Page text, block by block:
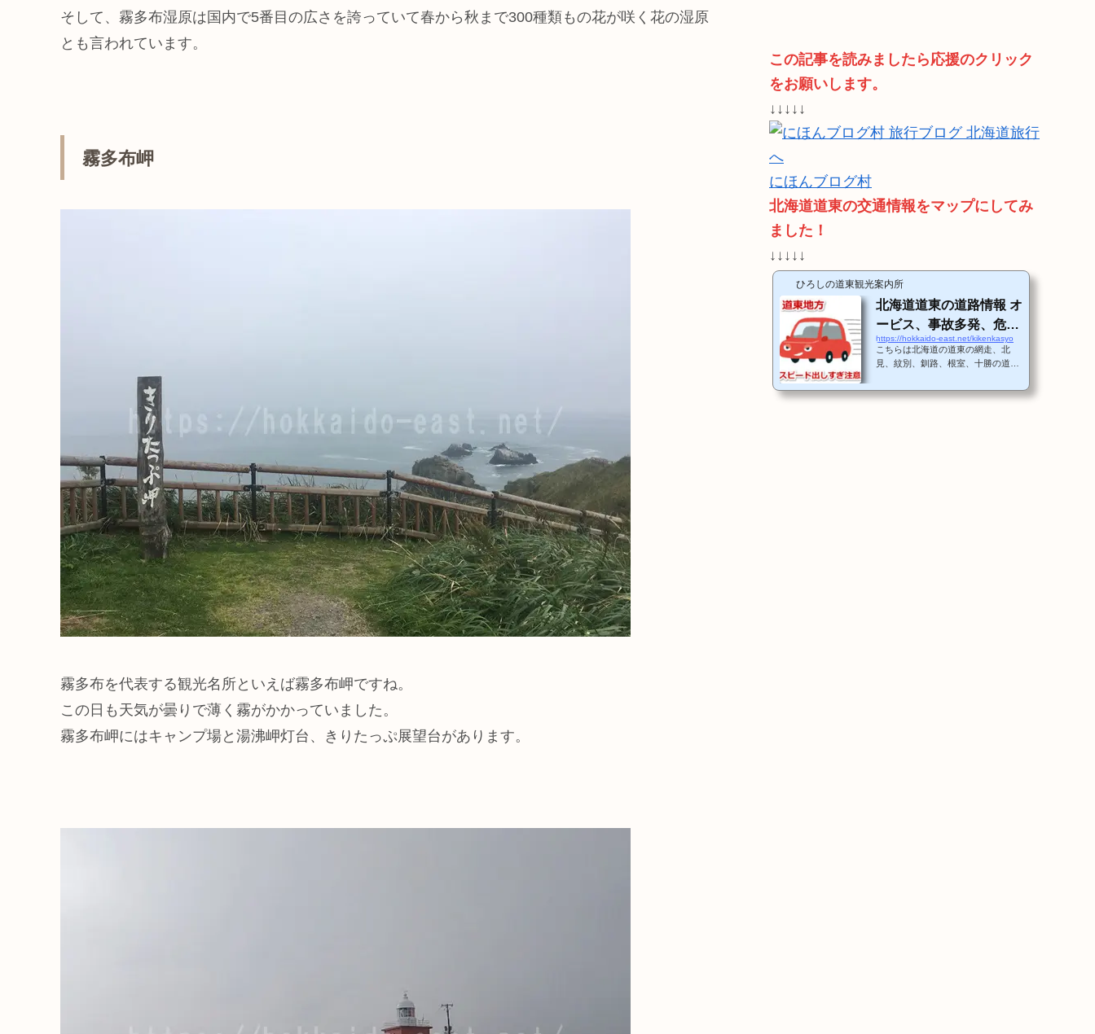
そして、霧多布湿原は国内で5番目の広さを誇っていて春から秋まで300種類もの花が咲く花の湿原
とも言われています。
霧多布岬
霧多布を代表する観光名所といえば霧多布岬ですね。
この日も天気が曇りで薄く霧がかかっていました。
霧多布岬にはキャンプ場と湯沸岬灯台、きりたっぷ展望台があります。
この記事を読みましたら応援のクリック
をお願いします。
↓↓↓↓↓
にほんブログ村
北海道道東の交通情報をマップにしてみ
ました！
↓↓↓↓↓
ひろしの道東観光案内所
北海道道東の道路情報 オ
ービス、事故多発、危険
箇所、スピード出しすぎ
注意！
https://hokkaido-east.net/kikenkasyo
こちらは北海道の道東の網走、北
見、紋別、釧路、根室、十勝の道路
多発箇所、冬場に危険な道路、オー